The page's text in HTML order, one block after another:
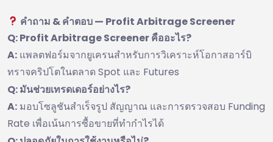
คำถาม & คำตอบ — Profit Arbitrage Screener
Q: Profit Arbitrage Screener คืออะไร?
A: แพลตฟอร์มจากยูเครนสำหรับการวิเคราะห์โอกาสอาร์บิ
ทราจคริปโตในตลาด Spot และ Futures
Q: มันช่วยเทรดเดอร์อย่างไร?
A: มอบโซลูชันสำเร็จรูป สัญญาณ และการตรวจสอบ Funding
Rate เพื่อเน้นการซื้อขายที่ทำกำไรได้